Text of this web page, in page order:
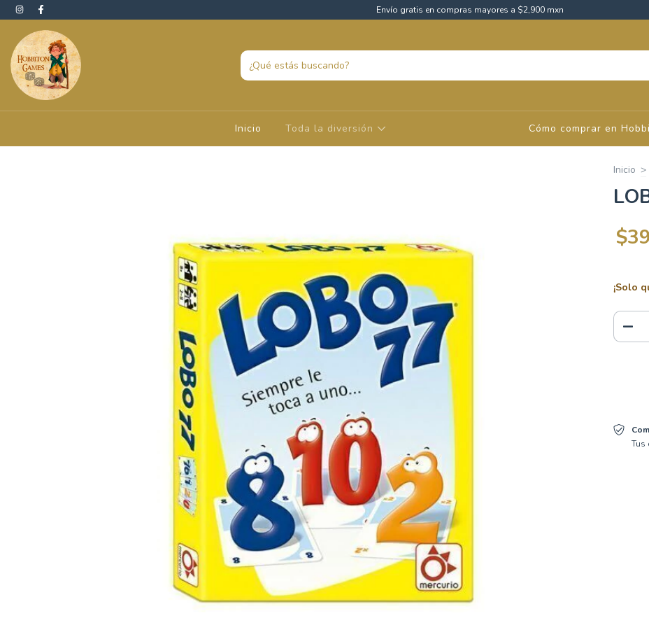
Envío gratis en compras mayores a $2,900 mxn
Inicio Toda la diversión Cómo comprar en
Inicio >
¡Solo
Tus